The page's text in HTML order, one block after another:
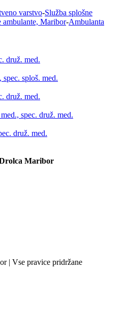
varstvo-Služba splošne
ambulante, Maribor-Ambulanta
druž. med.
sploš. med.
druž. med.
spec. druž. med.
druž. med.
Maribor
| Vse pravice pridržane